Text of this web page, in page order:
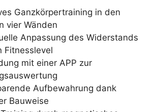
Ganzkörpertraining in den
vier Wänden
Anpassung des Widerstands
Fitnesslevel
mit einer APP zur
Aufbewahrung dank
Bauweise